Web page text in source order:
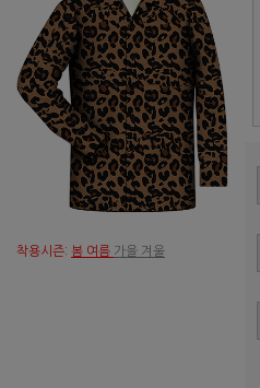
착용시즌: 봄 여름 가을 겨울